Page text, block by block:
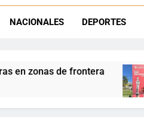
NACIONALES DEPORTES
Luciana Álvarez